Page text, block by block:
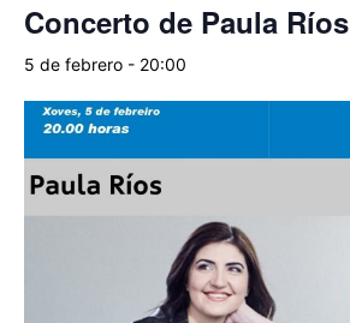
Concerto de Paula Ríos
5 de febrero - 20:00